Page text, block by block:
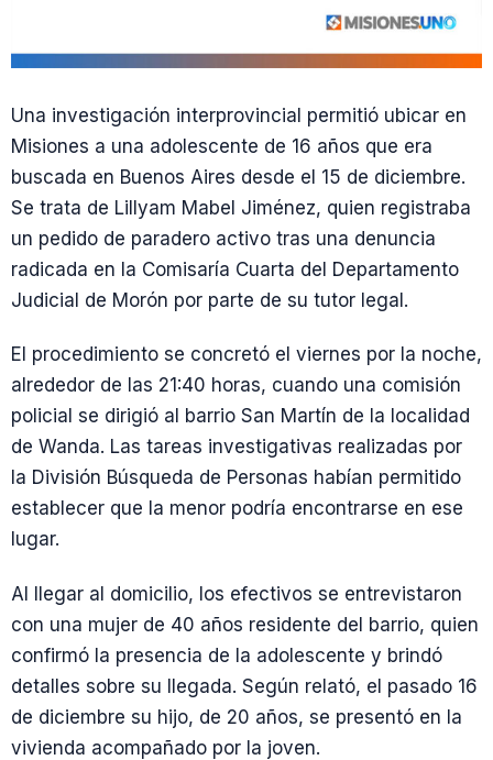
Una investigación interprovincial permitió ubicar en
Misiones a una adolescente de 16 años que era
buscada en Buenos Aires desde el 15 de diciembre.
Se trata de Lillyam Mabel Jiménez, quien registraba
un pedido de paradero activo tras una denuncia
radicada en la Comisaría Cuarta del Departamento
Judicial de Morón por parte de su tutor legal.
El procedimiento se concretó el viernes por la noche,
alrededor de las 21:40 horas, cuando una comisión
policial se dirigió al barrio San Martín de la localidad
de Wanda. Las tareas investigativas realizadas por
la División Búsqueda de Personas habían permitido
establecer que la menor podría encontrarse en ese
lugar.
Al llegar al domicilio, los efectivos se entrevistaron
con una mujer de 40 años residente del barrio, quien
confirmó la presencia de la adolescente y brindó
detalles sobre su llegada. Según relató, el pasado 16
de diciembre su hijo, de 20 años, se presentó en la
vivienda acompañado por la joven.